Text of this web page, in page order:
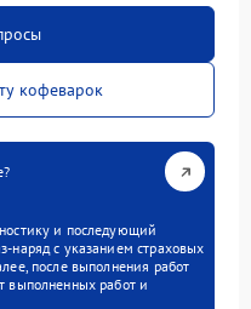
кофеварок
и последующий
наряд с указанием страховых
после выполнения работ
выполненных работ и